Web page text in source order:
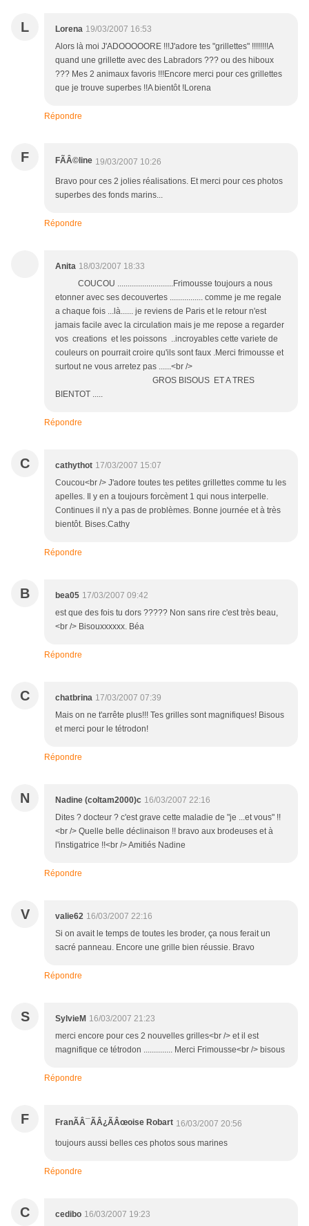
L Lorena 19/03/2007 16:53
Alors là moi J'ADOOOOORE !!!J'adore tes "grillettes" !!!!!!!!A
quand une grillette avec des Labradors ??? ou des hiboux
??? Mes 2 animaux favoris !!!Encore merci pour ces grillettes
que je trouve superbes !!A bientôt !Lorena
Répondre
F FÃÂ©line 19/03/2007 10:26
Bravo pour ces 2 jolies réalisations. Et merci pour ces photos
superbes des fonds marins...
Répondre
Anita 18/03/2007 18:33
COUCOU ...........................Frimousse toujours a nous
etonner avec ses decouvertes ................ comme je me regale
a chaque fois ...là...... je reviens de Paris et le retour n'est
jamais facile avec la circulation mais je me repose a regarder
vos creations et les poissons ..incroyables cette variete de
couleurs on pourrait croire qu'ils sont faux .Merci frimousse et
surtout ne vous arretez pas ......<br />
GROS BISOUS ET A TRES
BIENTOT .....
Répondre
C cathythot 17/03/2007 15:07
Coucou<br /> J'adore toutes tes petites grillettes comme tu les
apelles. Il y en a toujours forcèment 1 qui nous interpelle.
Continues il n'y a pas de problèmes. Bonne journée et à très
bientôt. Bises.Cathy
Répondre
B bea05 17/03/2007 09:42
est que des fois tu dors ????? Non sans rire c'est très beau,
<br /> Bisouxxxxxx. Béa
Répondre
C chatbrina 17/03/2007 07:39
Mais on ne t'arrête plus!!! Tes grilles sont magnifiques! Bisous
et merci pour le tétrodon!
Répondre
N Nadine (coltam2000)c 16/03/2007 22:16
Dites ? docteur ? c'est grave cette maladie de "je ...et vous" !!
<br /> Quelle belle déclinaison !! bravo aux brodeuses et à
l'instigatrice !!<br /> Amitiés Nadine
Répondre
V valie62 16/03/2007 22:16
Si on avait le temps de toutes les broder, ça nous ferait un
sacré panneau. Encore une grille bien réussie. Bravo
Répondre
S SylvieM 16/03/2007 21:23
merci encore pour ces 2 nouvelles grilles<br /> et il est
magnifique ce tétrodon .............. Merci Frimousse<br /> bisous
Répondre
F FranÃÂ¯ÃÂ¿ÃÂœoise Robart 16/03/2007 20:56
toujours aussi belles ces photos sous marines
Répondre
C cedibo 16/03/2007 19:23